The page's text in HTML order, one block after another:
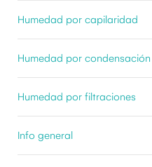
Humedad por capilaridad
Humedad por condensación
Humedad por filtraciones
Info general